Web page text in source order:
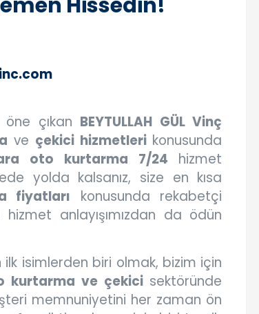
öne çıkan BEYTULLAH GÜL Vinç
ve çekici hizmetlerikonusunda
oto kurtarma 7/24 hizmet
yolda kalsanız, size en kısa
fiyatları konusunda rekabetçi
anlayışımızdan da ödün
isimlerden biri olmak, bizim için
kurtarma ve çekicisektöründe
memnuniyetini her zaman ön